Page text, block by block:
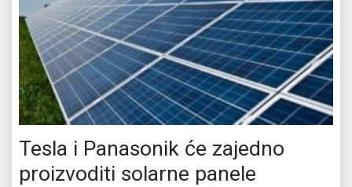
Tesla i Panasonik će zajedno
proizvoditi solarne panele